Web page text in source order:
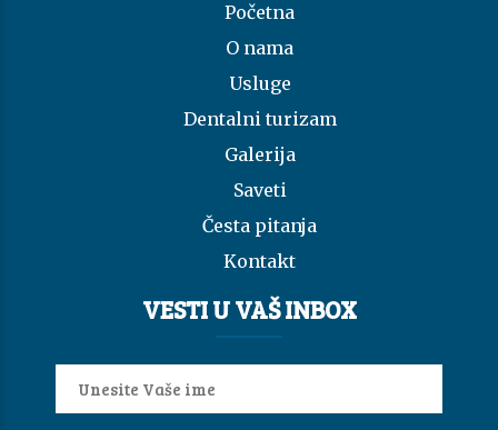
Početna
O nama
Usluge
Dentalni turizam
Galerija
Saveti
Česta pitanja
Kontakt
VESTI U VAŠ INBOX